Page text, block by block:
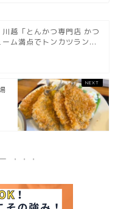
川越「とんかつ専門店 かつ
ーム満点でトンカツラン...